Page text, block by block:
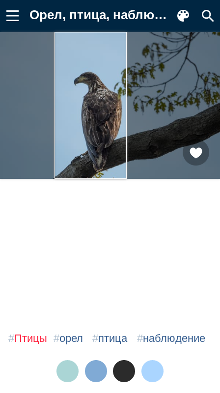
Орел, птица, наблюдение Заставка на телефон
#Птицы #орел #птица #наблюдение